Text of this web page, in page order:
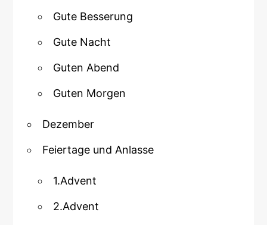
Gute Besserung
Gute Nacht
Guten Abend
Guten Morgen
Dezember
Feiertage und Anlasse
1.Advent
2.Advent